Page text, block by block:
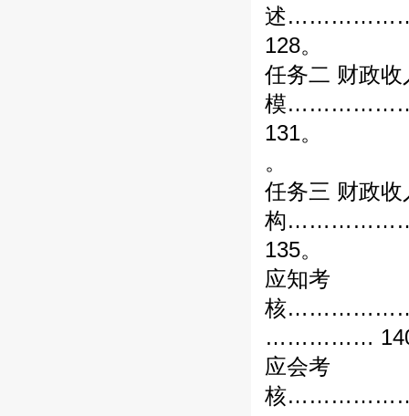
述
128。
任务二 财政收
模
131。
。
任务三 财政收
构
135。
应知考
核
……………
应会考
核